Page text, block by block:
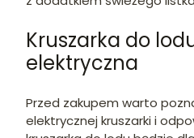
Kruszarka do
elektryczna
Przed zakupem warto
elektrycznej kruszarki i